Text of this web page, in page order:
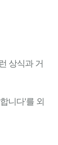
상식과 거
니다'를 외